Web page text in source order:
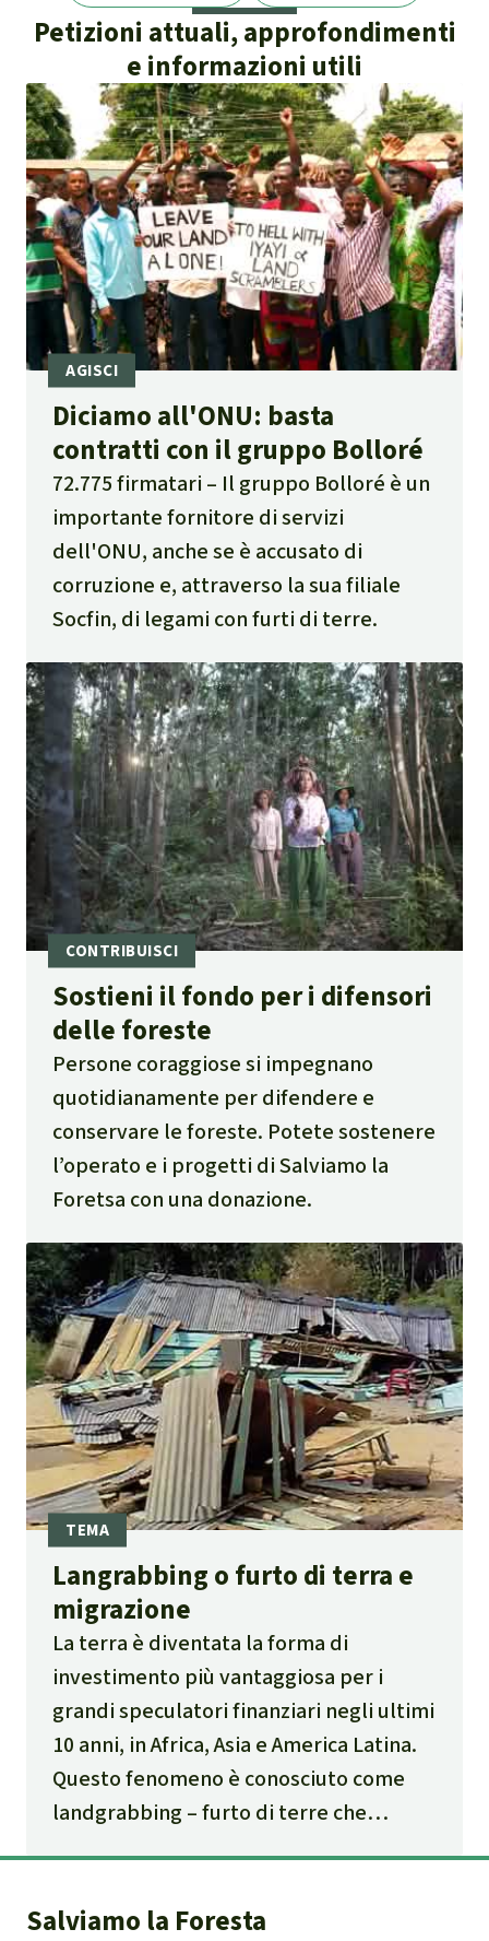
Petizioni attuali, approfondimenti
e informazioni utili
Diciamo all'ONU: basta
contratti con il gruppo Bolloré
72.775 firmatari
Il gruppo Bolloré è un
importante fornitore di servizi
dell'ONU, anche se è accusato di
corruzione e, attraverso la sua filiale
Socfin, di legami con furti di terre.
Sostieni il fondo per i difensori
delle foreste
Persone coraggiose si impegnano
quotidianamente per difendere e
conservare le foreste. Potete sostenere
l’operato e i progetti di Salviamo la
Foretsa con una donazione.
Langrabbing o furto di terra e
migrazione
La terra è diventata la forma di
investimento più vantaggiosa per i
grandi speculatori finanziari negli ultimi
10 anni, in Africa, Asia e America Latina.
Questo fenomeno è conosciuto come
landgrabbing – furto di terre che
Salviamo la Foresta